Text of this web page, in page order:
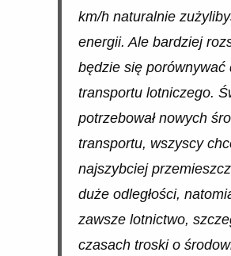
km/h naturalnie
energii. Ale bardziej
będzie się porównywać
transportu lotniczego.
potrzebował nowych
transportu, wszyscy
najszybciej
duże odległości,
zawsze lotnictwo,
czasach troski o